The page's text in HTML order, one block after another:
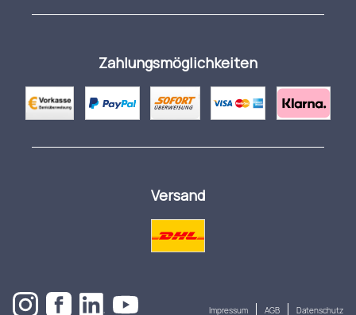
Zahlungsmöglichkeiten
Versand
Impressum AGB Datenschutz